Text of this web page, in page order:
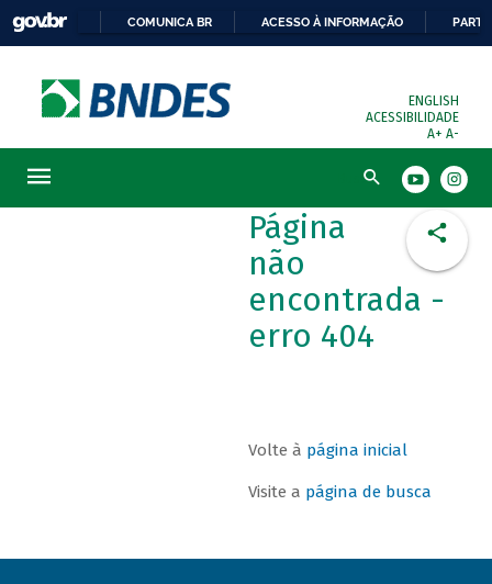
COMUNICA BR ACESSO À INFORMAÇÃO
ENGLISH
ACESSIBILIDADE
A+ A-
Busca
Página
não
encontrada -
erro 404
Volte à página inicial
Visite a página de busca